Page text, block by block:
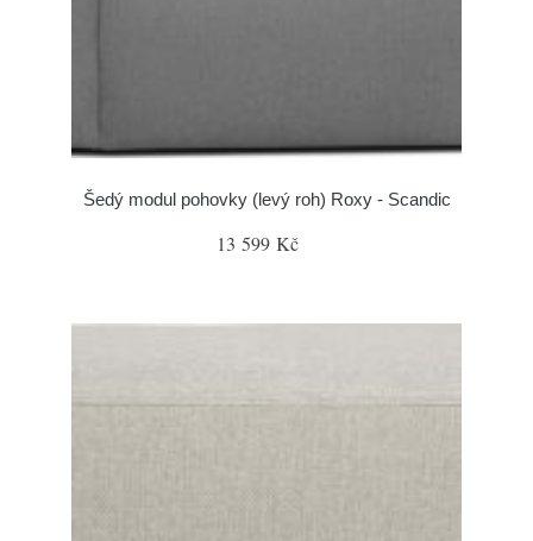
Šedý modul pohovky (levý roh) Roxy - Scandic
13 599 Kč